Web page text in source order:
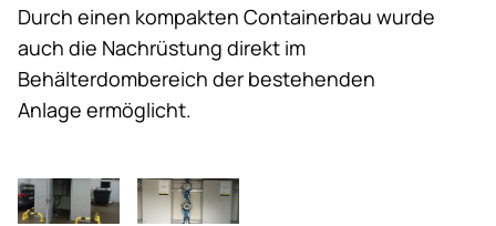
Durch einen kompakten Containerbau wurde
auch die Nachrüstung direkt im
Behälterdombereich der bestehenden
Anlage ermöglicht.